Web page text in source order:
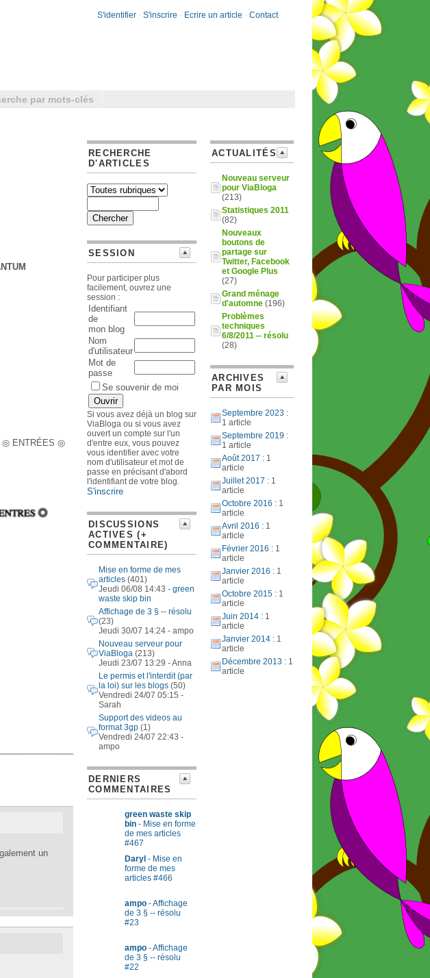
S'identifier - S'inscrire - Ecrire un article - Contact
par mots-clés
◎ ENTRÉES ◎
un
RECHERCHE
D'ARTICLES
SESSION
Pour participer plus
facilement, ouvrez une
session :
Identifiant
de
mon blog
Nom
d'utilisateur
Mot de
passe
Se souvenir de moi
Si vous avez déjà un blog sur
ViaBloga ou si vous avez
ouvert un compte sur l'un
d'entre eux, vous pouvez
vous identifier avec votre
nom d'utilisateur et mot de
passe en précisant d'abord
l'identifiant de votre blog.
S'inscrire
DISCUSSIONS
ACTIVES (+
COMMENTAIRE)
Mise en forme de mes
articles (401)
Jeudi 06/08 14:43 - green
waste skip bin
Affichage de 3 § -- résolu
(23)
Jeudi 30/07 14:24 - ampo
Nouveau serveur pour
ViaBloga (213)
Jeudi 23/07 13:29 - Anna
Le permis et l'interdit (par
la loi) sur les blogs (50)
Vendredi 24/07 05:15 -
Sarah
Support des videos au
format 3gp (1)
Vendredi 24/07 22:43 -
ampo
DERNIERS
COMMENTAIRES
green waste skip
bin - Mise en forme
de mes articles
#467
Daryl - Mise en
forme de mes
articles #466
ampo - Affichage
de 3 § -- résolu
#23
ampo - Affichage
de 3 § -- résolu
#22
ACTUALITÉS
Nouveau serveur
pour ViaBloga
(213)
Statistiques 2011
(82)
Nouveaux
boutons de
partage sur
Twitter, Facebook
et Google Plus
(27)
Grand ménage
d'automne (196)
Problèmes
techniques
6/8/2011 -- résolu
(28)
ARCHIVES
PAR MOIS
Septembre 2023 :
1 article
Septembre 2019 :
1 article
Août 2017 : 1
article
Juillet 2017 : 1
article
Octobre 2016 : 1
article
Avril 2016 : 1
article
Février 2016 : 1
article
Janvier 2016 : 1
article
Octobre 2015 : 1
article
Juin 2014 : 1
article
Janvier 2014 : 1
article
Décembre 2013 : 1
article